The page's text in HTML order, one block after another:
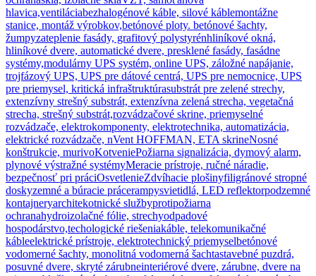
hlavica,ventiláciabezhalogénové káble, silové káblemontážne
stanice, montáž výrobkov,betónové ploty. betónové šachty,
žumpyzateplenie fasády, grafitový polystyrénhliníkové okná,
hliníkové dvere, automatické dvere, presklené fasády, fasádne
systémy,modulárny UPS systém, online UPS, záložné napájanie,
trojfázový UPS, UPS pre dátové centrá, UPS pre nemocnice, UPS
pre priemysel, kritická infraštruktúrasubstrát pre zelené strechy,
extenzívny strešný substrát, extenzívna zelená strecha, vegetačná
strecha, strešný substrát,rozvádzačové skrine, priemyselné
rozvádzače, elektrokomponenty, elektrotechnika, automatizácia,
elektrické rozvádzače, nVent HOFFMAN, ETA skrineNosné
konštrukcie, murivoKotveniePožiarna signalizácia, dymový alarm,
plynové výstražné systémyMeracie prístroje, ručné náradie,
bezpečnosť pri práciOsvetlenieZdvíhacie plošinyfiligránové stropné
doskyzemné a búracie prácerampysvietidlá, LED reflektorpodzemné
kontajneryarchitekotnické službyprotipožiarna
ochranahydroizolačné fólie, strechyodpadové
hospodárstvo,techologické riešeniakáble, telekomunikačné
kábleelektrické prístroje, elektrotechnický priemyselbetónové
vodomerné šachty, monolitná vodomerná šachtastavebné puzdrá,
posuvné dvere, skryté zárubneinteriérové dvere, zárubne, dvere na